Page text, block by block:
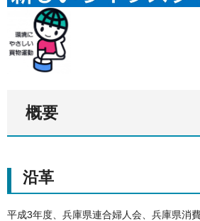
概要
沿革
平成3年度、兵庫県連合婦人会、兵庫県消